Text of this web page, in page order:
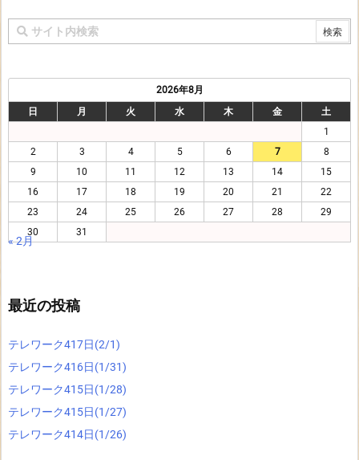
2026年8月
日
月 火 水 木 金
土
1
2
3 4 5 6 7
8
9
10 11 12 13 14
15
16
17 18 19 20 21
22
23
24 25 26 27 28
29
30
31
« 2月
最近の投稿
テレワーク417日(2/1)
テレワーク416日(1/31)
テレワーク415日(1/28)
テレワーク415日(1/27)
テレワーク414日(1/26)